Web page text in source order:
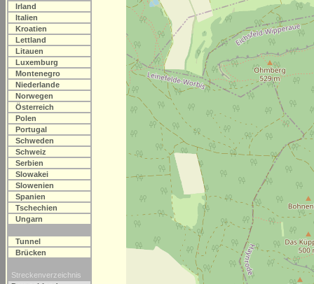
Irland
Italien
Kroatien
Lettland
Litauen
Luxemburg
Montenegro
Niederlande
Norwegen
Österreich
Polen
Portugal
Schweden
Schweiz
Serbien
Slowakei
Slowenien
Spanien
Tschechien
Ungarn
Tunnel
Brücken
Streckenverzeichnis